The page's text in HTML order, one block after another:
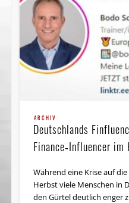
ARCHIV
Deutschlands
Finance‑Influencer
Während eine Krise auf
Herbst viele Menschen in
den Gürtel deutlich enger